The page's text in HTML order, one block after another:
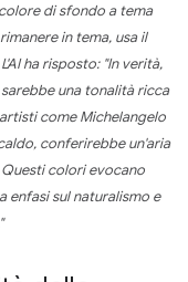
di sfondo a tema
in tema, usa il
ha risposto: "In verità,
una tonalità ricca
come Michelangelo
conferirebbe un'aria
colori evocano
enfasi sul naturalismo e